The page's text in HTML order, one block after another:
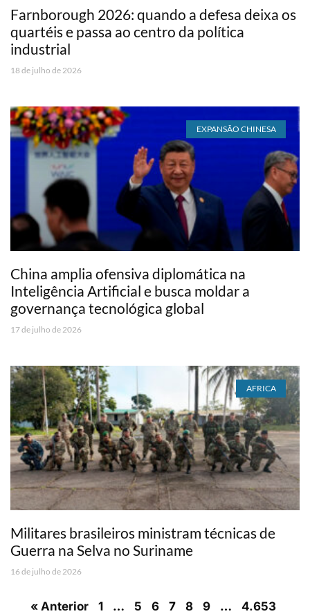
Farnborough 2026: quando a defesa deixa os
quartéis e passa ao centro da política
industrial
18 de julho de 2026
EXPANSÃO CHINESA
China amplia ofensiva diplomática na
Inteligência Artificial e busca moldar a
governança tecnológica global
17 de julho de 2026
AFRICA
Militares brasileiros ministram técnicas de
Guerra na Selva no Suriname
16 de julho de 2026
« Anterior 1 … 5 6 7 8 9 …
4.653